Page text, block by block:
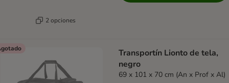
2 opciones
Transportín Lionto de tela,
negro
69 x 101 x 70 cm (An x Prof x Al)